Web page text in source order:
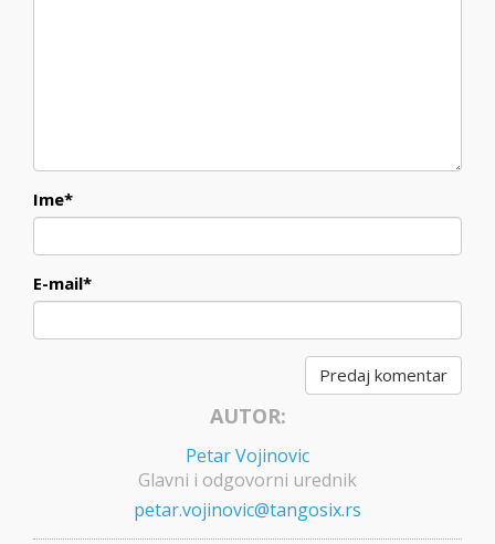
Ime*
E-mail*
AUTOR:
Petar Vojinovic
Glavni i odgovorni urednik
petar.vojinovic@tangosix.rs